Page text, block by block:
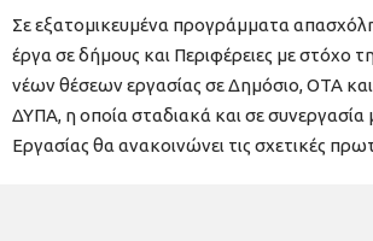
Σε εξατομικευμένα προγράμματα
έργα σε δήμους και Περιφέρειες με στόχο
νέων θέσεων εργασίας σε Δημόσιο, ΟΤΑ
ΔΥΠΑ, η οποία σταδιακά και σε συνεργασία
Εργασίας θα ανακοινώνει τις σχετικές